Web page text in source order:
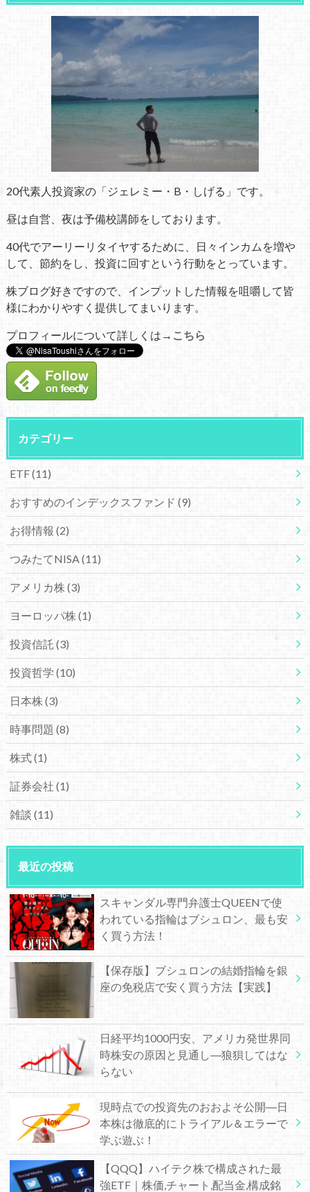
20代素人投資家の「ジェレミー・B・しげる」です。
昼は自営、夜は予備校講師をしております。
40代でアーリーリタイヤするために、日々インカムを増や
して、節約をし、投資に回すという行動をとっています。
株ブログ好きですので、インプットした情報を咀嚼して皆
様にわかりやすく提供してまいります。
プロフィールについて詳しくは→ こちら
カテゴリー
ETF(11)
おすすめのインデックスファンド (9)
お得情報 (2)
つみたてNISA(11)
アメリカ株(3)
ヨーロッパ株 (1)
投資信託 (3)
投資哲学 (10)
日本株(3)
時事問題 (8)
株式(1)
証券会社 (1)
雑談 (11)
最近の投稿
スキャンダル専門弁護士QUEENで使
われている指輪はブシュロン、最も安
く買う方法！
【保存版】ブシュロンの結婚指輪を銀
座の免税店で安く買う方法【実践】
日経平均1000円安、アメリカ発世界同
時株安の原因と見通し―狼狽してはな
らない
現時点での投資先のおおよそ公開―日
本株は徹底的にトライアル＆エラーで
学ぶ遊ぶ！
【QQQ】ハイテク株で構成された最
強ETF｜株価,チャート,配当金,構成銘